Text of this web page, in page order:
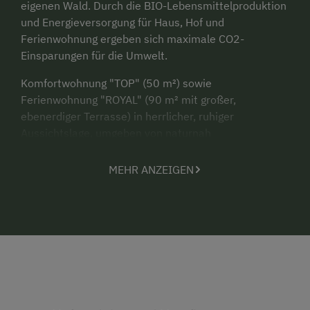
eigenen Wald. Durch die BIO-Lebensmittelproduktion
und Energieversorgung für Haus, Hof und
Ferienwohnung ergeben sich maximale CO2-
Einsparungen für die Umwelt.
Komfortwohnung "TOP" (50 m²) sowie
Ferienwohnung "ROYAL" (90 m² mit großer,
ebenerdiger Terrasse) in herrlicher, ruhiger
Durchzugsstraße) laden ein zum Erholen und
MEHR ANZEIGEN